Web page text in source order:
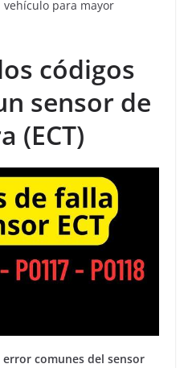
para mayor
códigos
sensor de
(ECT)
comunes del sensor